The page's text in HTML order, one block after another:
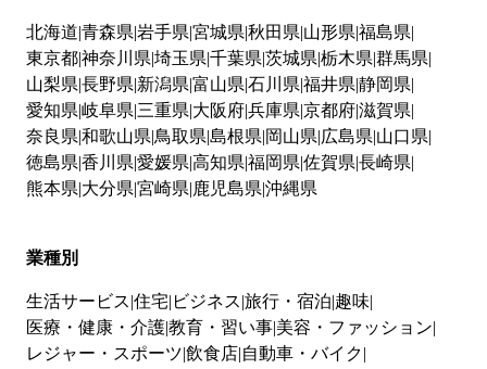
北海道 青森県 岩手県 宮城県 秋田県 山形県 福島県
東京都神奈川県 埼玉県 千葉県 茨城県 栃木県 群馬県
山梨県 長野県 新潟県 富山県 石川県 福井県 静岡県
愛知県 岐阜県 三重県 大阪府兵庫県 京都府滋賀県
奈良県 和歌山県 鳥取県 島根県 岡山県 広島県 山口県
徳島県 香川県 愛媛県 高知県 福岡県 佐賀県 長崎県
熊本県 大分県 宮崎県 鹿児島県 沖縄県
業種別
生活サービス 住宅 ビジネス 旅行・宿泊 趣味
医療・健康・介護教育・習い事 美容・ファッション
レジャー・スポーツ 飲食店 自動車・バイク